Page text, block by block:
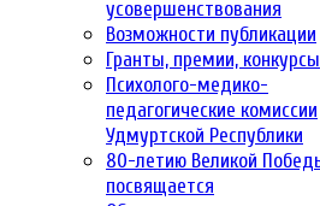
усовершенствования
Возможности публикации
Гранты, премии, конкурсы
Психолого-медико-
педагогические комиссии
Удмуртской Республики
80-летию Великой
посвящается